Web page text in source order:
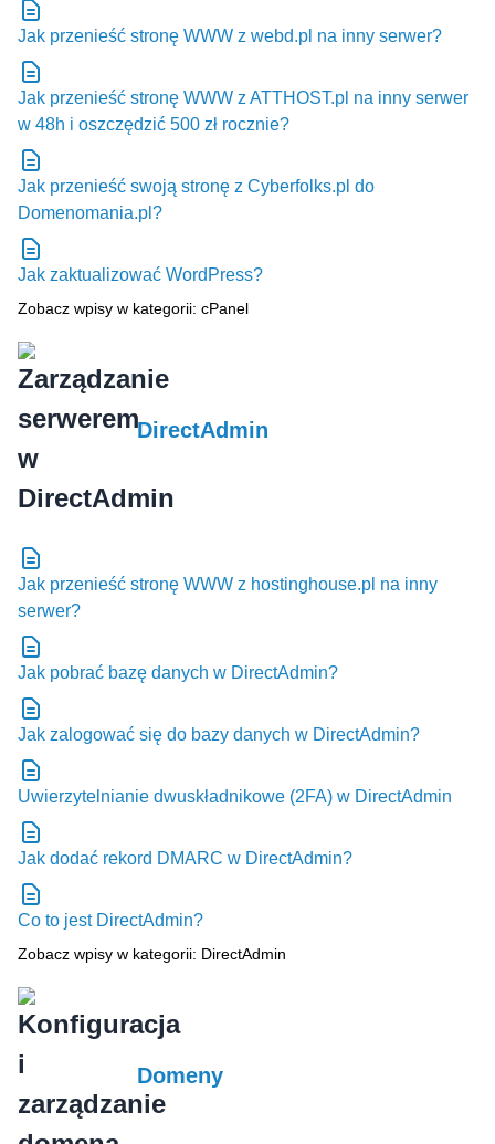
Jak przenieść stronę WWW z webd.pl na inny serwer?
Jak przenieść stronę WWW z ATTHOST.pl na inny serwer
w 48h i oszczędzić 500 zł rocznie?
Jak przenieść swoją stronę z Cyberfolks.pl do
Domenomania.pl?
Jak zaktualizować WordPress?
Zobacz wpisy w kategorii: cPanel
DirectAdmin
Jak przenieść stronę WWW z hostinghouse.pl na inny
serwer?
Jak pobrać bazę danych w DirectAdmin?
Jak zalogować się do bazy danych w DirectAdmin?
Uwierzytelnianie dwuskładnikowe (2FA) w DirectAdmin
Jak dodać rekord DMARC w DirectAdmin?
Co to jest DirectAdmin?
Zobacz wpisy w kategorii: DirectAdmin
Domeny